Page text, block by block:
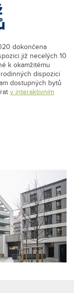
dokončena
již necelých 10
k okamžitému
dispozici
dostupných bytů
v interaktivním